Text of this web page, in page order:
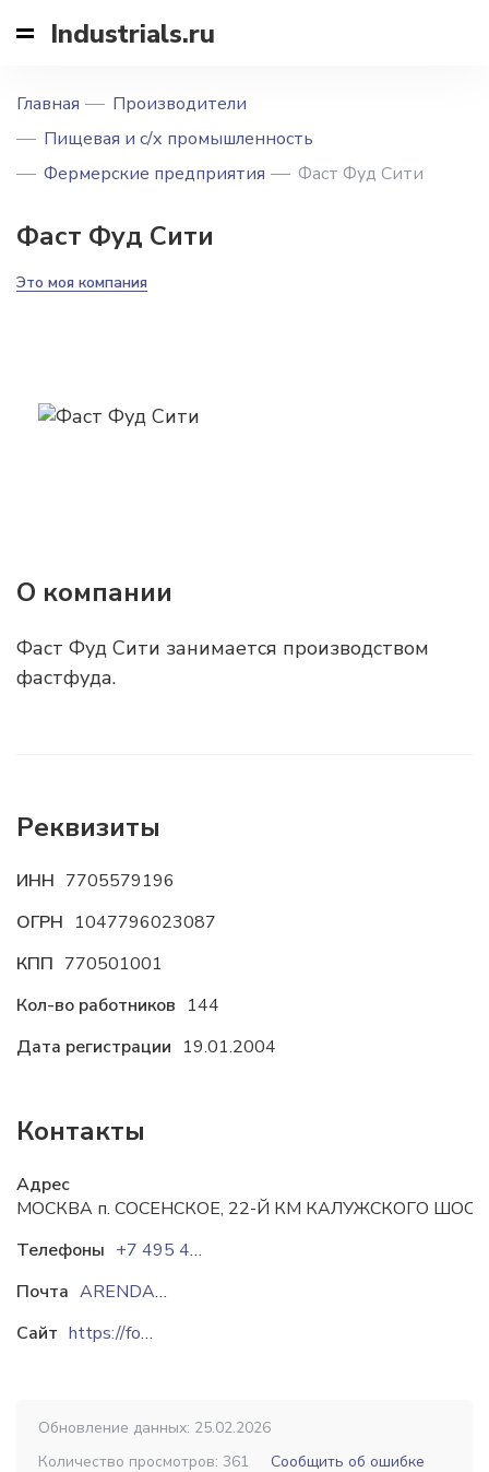
Industrials.ru
Главная
Производители
Пищевая и с/х промышленность
Фермерские предприятия
Фаст Фуд Сити
Фаст Фуд Сити
Это моя компания
О компании
Фаст Фуд Сити занимается производством
фастфуда.
Реквизиты
ИНН 7705579196
ОГРН 1047796023087
КПП 770501001
Кол-во работников 144
Дата регистрации 19.01.2004
Контакты
Адрес
МОСКВА п. СОСЕНСКОЕ, 22-Й КМ КАЛУЖСКОГО
Телефоны
+7 495 401-79-07
Почта
ARENDA@FOODCITY.RU
Сайт
https://foodcity.ru
Обновление данных: 25.02.2026
Количество просмотров: 361
Сообщить об ошибке